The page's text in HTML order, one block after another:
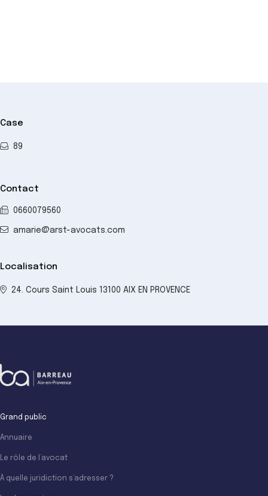
Case
89
Contact
0660079560
amarie@arst-avocats.com
Localisation
24. Cours Saint Louis 13100 AIX EN PROVENCE
Grand public
Annuaire
Le rôle de l’avocat
À quelle juridiction s’adresser ?